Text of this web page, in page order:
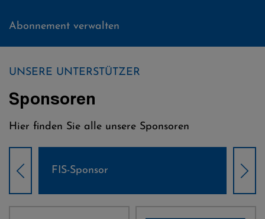
Abonnement verwalten
UNSERE UNTERSTÜTZER
Sponsoren
Hier finden Sie alle unsere Sponsoren
Weltcup-Sponsoren Damen